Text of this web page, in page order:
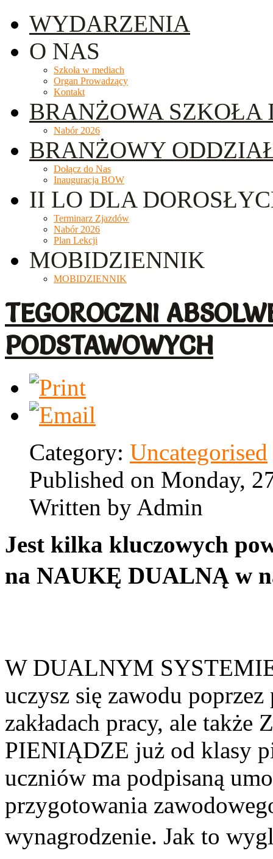
WYDARZENIA
O NAS
Szkoła w mediach
Organ Prowadzący
Kontakt
BRANŻOWA SZKOŁA
Nabór 2026
BRANŻOWY
Dołącz do Nas
Inauguracja BOW
II LO DLA
Terminarz Zjazdów
Nabór 2026
Plan Lekcji
MOBIDZIENNIK
MOBIDZIENNIK
TEGOROCZNI
PODSTAWOWYCH
Category: Uncategorised
Published on Monday,
Written by Admin
Jest kilka kluczowych
na NAUKĘ DUALNĄ w
W DUALNYM
uczysz się zawodu
zakładach pracy, ale
PIENIĄDZE już od klasy
uczniów ma podpisaną
przygotowania
wynagrodzenie. Jak to